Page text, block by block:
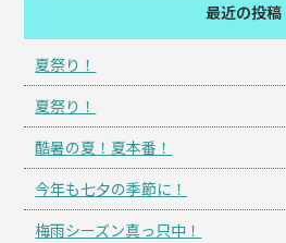
最近の投稿
夏祭り！
夏祭り！
酷暑の夏！夏本番！
今年も七夕の季節に！
梅雨シーズン真っ只中！